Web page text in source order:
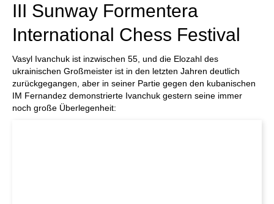
III Sunway Formentera
International Chess Festival
Vasyl Ivanchuk ist inzwischen 55, und die Elozahl des
ukrainischen Großmeister ist in den letzten Jahren deutlich
zurückgegangen, aber in seiner Partie gegen den kubanischen
IM Fernandez demonstrierte Ivanchuk gestern seine immer
noch große Überlegenheit: